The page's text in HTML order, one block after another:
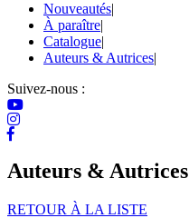
Nouveautés|
À paraître|
Catalogue|
Auteurs & Autrices|
Suivez-nous :
Auteurs & Autrices
RETOUR À LA LISTE